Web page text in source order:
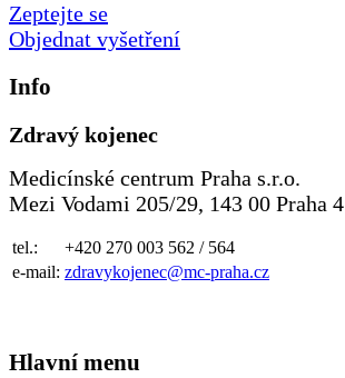
Zeptejte se
Objednat vyšetření
Info
Zdravý kojenec
Medicínské centrum Praha s.r.o.
Mezi Vodami 205/29, 143 00 Praha 4
tel.:
+420 270 003 562 / 564
e-mail: zdravykojenec@mc-praha.cz
Hlavní menu